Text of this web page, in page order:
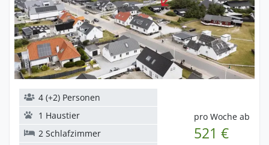
pro Woche ab
521 €
4 (+2) Personen
1 Haustier
2 Schlafzimmer